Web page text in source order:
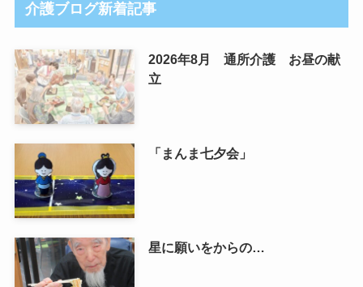
介護ブログ新着記事
2026年8月 通所介護 お昼の献
立
「まんま七夕会」
星に願いをからの…